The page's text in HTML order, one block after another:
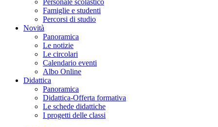
Personale scolastico
Famiglie e studenti
Percorsi di studio
Novità
Panoramica
Le notizie
Le circolari
Calendario eventi
Albo Online
Didattica
Panoramica
Didattica-Offerta formativa
Le schede didattiche
I progetti delle classi